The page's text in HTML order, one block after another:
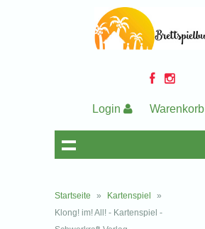
Login Warenkorb
Startseite » Kartenspiel
»
Klong! im! All! - Kartenspiel -